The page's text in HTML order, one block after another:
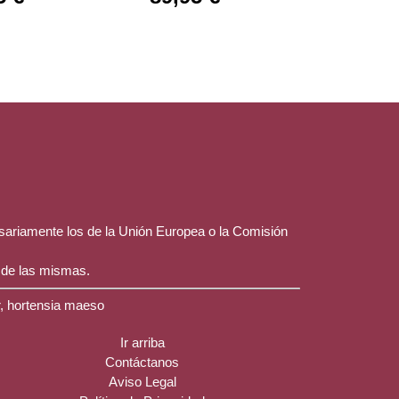
los de la Unión Europea o la Comisión
las mismas.
hortensia maeso
Ir arriba
Contáctanos
Aviso Legal